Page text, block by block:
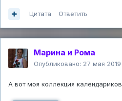
Цитата Ответить
Марина и Рома
Опубликовано: 27 мая 2019
А вот моя коллекция календариков